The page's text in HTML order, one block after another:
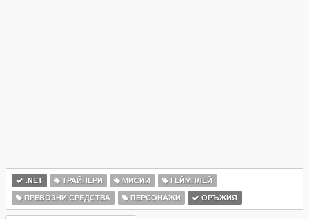
.NET ТРАЙНЕРИ МИСИИ
ГЕЙМПЛЕЙ
ПРЕВОЗНИ СРЕДСТВА
ПЕРСОНАЖИ ОРЪЖИЯ